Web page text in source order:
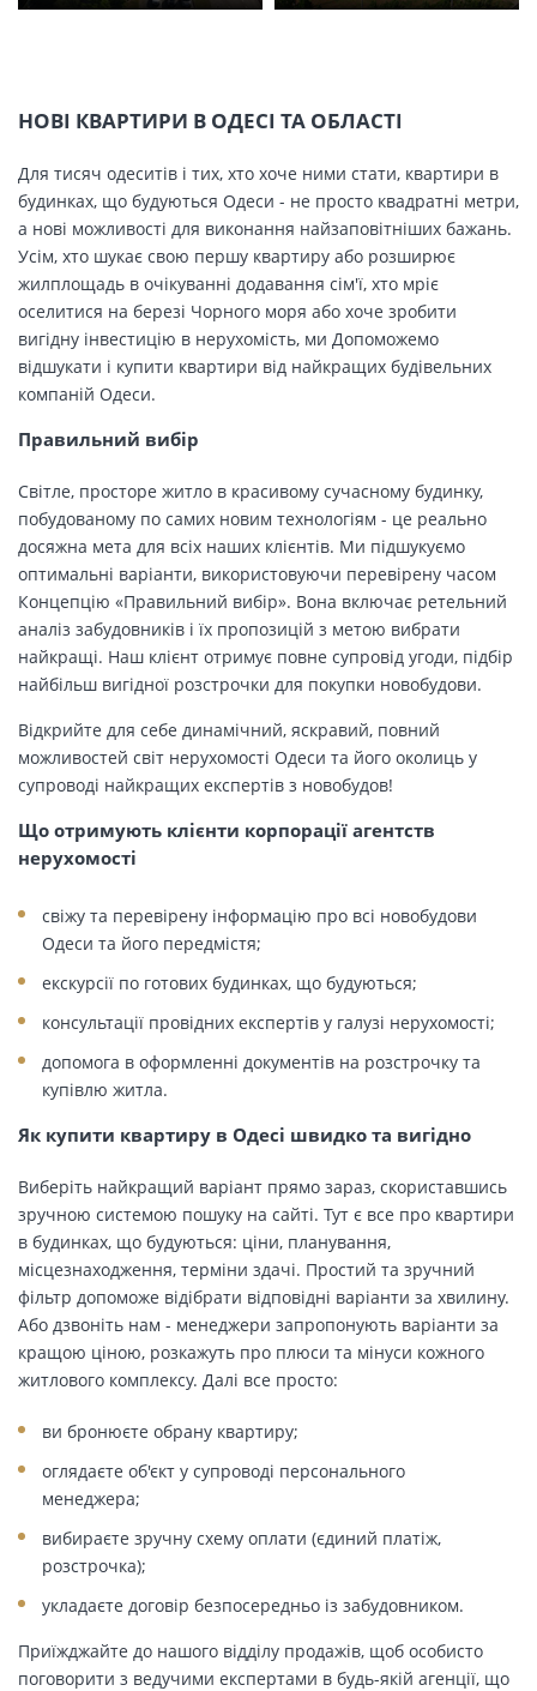
НОВІ КВАРТИРИ В ОДЕСІ ТА ОБЛАСТІ
Для тисяч одеситів і тих, хто хоче ними стати, квартири в
будинках, що будуються Одеси - не просто квадратні метри,
а нові можливості для виконання найзаповітніших бажань.
Усім, хто шукає свою першу квартиру або розширює
жилплощадь в очікуванні додавання сім'ї, хто мріє
оселитися на березі Чорного моря або хоче зробити
вигідну інвестицію в нерухомість, ми Допоможемо
відшукати і купити квартири від найкращих будівельних
компаній Одеси.
Правильний вибір
Світле, просторе житло в красивому сучасному будинку,
побудованому по самих новим технологіям - це реально
досяжна мета для всіх наших клієнтів. Ми підшукуємо
оптимальні варіанти, використовуючи перевірену часом
Концепцію «Правильний вибір». Вона включає ретельний
аналіз забудовників і їх пропозицій з метою вибрати
найкращі. Наш клієнт отримує повне супровід угоди, підбір
найбільш вигідної розстрочки для покупки новобудови.
Відкрийте для себе динамічний, яскравий, повний
можливостей світ нерухомості Одеси та його околиць у
супроводі найкращих експертів з новобудов!
Що отримують клієнти корпорації агентств
нерухомості
свіжу та перевірену інформацію про всі новобудови
Одеси та його передмістя;
екскурсії по готових будинках, що будуються;
консультації провідних експертів у галузі нерухомості;
допомога в оформленні документів на розстрочку та
купівлю житла.
Як купити квартиру в Одесі швидко та вигідно
Виберіть найкращий варіант прямо зараз, скориставшись
зручною системою пошуку на сайті. Тут є все про квартири
в будинках, що будуються: ціни, планування,
місцезнаходження, терміни здачі. Простий та зручний
фільтр допоможе відібрати відповідні варіанти за хвилину.
Або дзвоніть нам - менеджери запропонують варіанти за
кращою ціною, розкажуть про плюси та мінуси кожного
житлового комплексу. Далі все просто:
ви бронюєте обрану квартиру;
оглядаєте об'єкт у супроводі персонального
менеджера;
вибираєте зручну схему оплати (єдиний платіж,
розстрочка);
укладаєте договір безпосередньо із забудовником.
Приїжджайте до нашого відділу продажів, щоб особисто
поговорити з ведучими експертами в будь-якій агенції, що